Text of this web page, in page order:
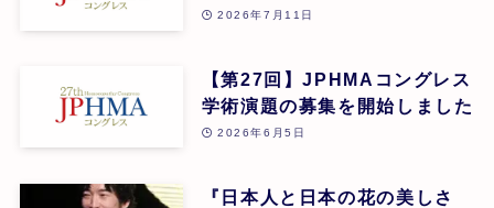
2026年7月11日
【第27回】JPHMAコングレス
学術演題の募集を開始しました
2026年6月5日
『日本人と日本の花の美しさ